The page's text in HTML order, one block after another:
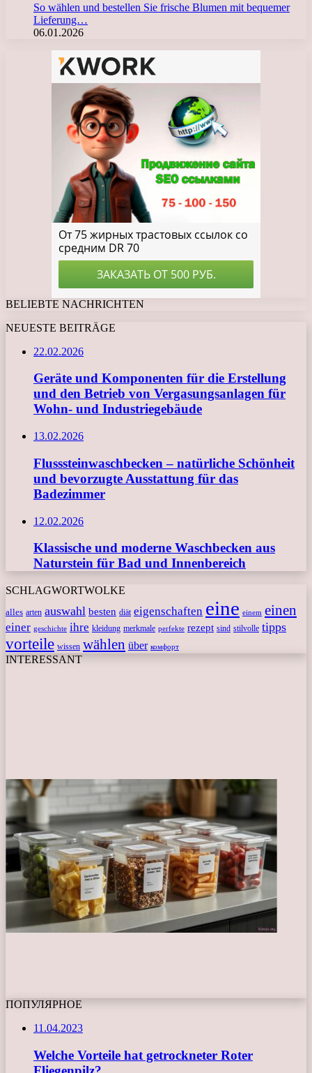
So wählen und bestellen Sie frische Blumen mit bequemer
Lieferung…
06.01.2026
BELIEBTE NACHRICHTEN
NEUESTE BEITRÄGE
22.02.2026
Geräte und Komponenten für die Erstellung
und den Betrieb von Vergasungsanlagen für
Wohn- und Industriegebäude
13.02.2026
Flusssteinwaschbecken – natürliche Schönheit
und bevorzugte Ausstattung für das
Badezimmer
12.02.2026
Klassische und moderne Waschbecken aus
Naturstein für Bad und Innenbereich
SCHLAGWORTWOLKE
alles arten auswahl besten diät eigenschaften eine einem einen
einer geschichte ihre kleidung merkmale perfekte rezept sind stilvolle tipps
vorteile wissen wählen über комфорт
INTERESSANT
ПОПУЛЯРНОЕ
11.04.2023
Welche Vorteile hat getrockneter Roter